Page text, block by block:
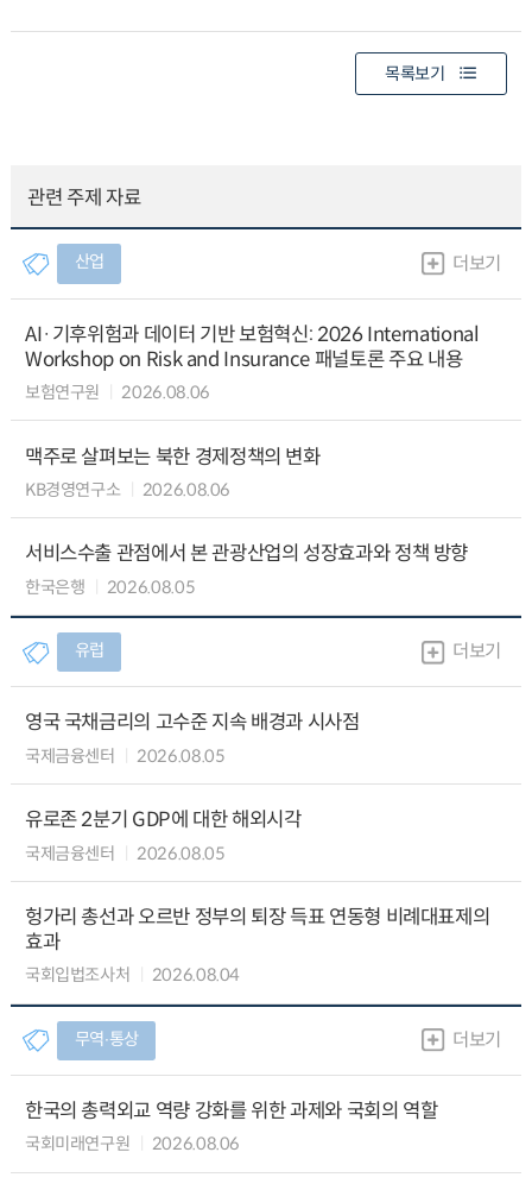
목록보기
관련 주제 자료
산업 더보기
AI·기후위험과 데이터 기반 보험혁신: 2026 International
Workshop on Risk and Insurance 패널토론 주요 내용
보험연구원 2026.08.06
맥주로 살펴보는 북한 경제정책의 변화
KB경영연구소 2026.08.06
서비스수출 관점에서 본 관광산업의 성장효과와 정책 방향
한국은행 2026.08.05
유럽 더보기
영국 국채금리의 고수준 지속 배경과 시사점
국제금융센터 2026.08.05
유로존 2분기 GDP에 대한 해외시각
국제금융센터 2026.08.05
헝가리 총선과 오르반 정부의 퇴장 득표 연동형 비례대표제의
효과
국회입법조사처 2026.08.04
무역∙통상 더보기
한국의 총력외교 역량 강화를 위한 과제와 국회의 역할
국회미래연구원 2026.08.06